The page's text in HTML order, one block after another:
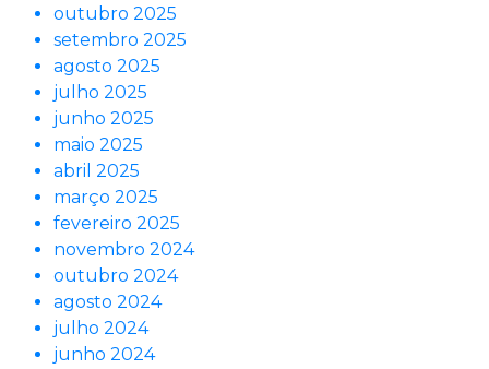
outubro 2025
setembro 2025
agosto 2025
julho 2025
junho 2025
maio 2025
abril 2025
março 2025
fevereiro 2025
novembro 2024
outubro 2024
agosto 2024
julho 2024
junho 2024